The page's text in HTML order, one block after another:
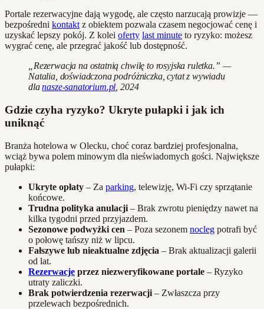
Portale rezerwacyjne dają wygodę, ale często narzucają prowizje —
bezpośredni kontakt z obiektem pozwala czasem negocjować cenę i
uzyskać lepszy pokój. Z kolei oferty last minute to ryzyko: możesz
wygrać cenę, ale przegrać jakość lub dostępność.
„Rezerwacja na ostatnią chwilę to rosyjska ruletka.” —
Natalia, doświadczona podróżniczka, cytat z wywiadu
dlanasze-sanatorium.pl , 2024
Gdzie czyha ryzyko? Ukryte pułapki i jak ich
uniknąć
Branża hotelowa w Olecku, choć coraz bardziej profesjonalna,
wciąż bywa polem minowym dla nieświadomych gości. Największe
pułapki:
Ukryte opłaty – Za parking, telewizję, Wi-Fi czy sprzątanie
końcowe.
Trudna polityka anulacji – Brak zwrotu pieniędzy nawet na
kilka tygodni przed przyjazdem.
Sezonowe podwyżki cen – Poza sezonem nocleg potrafi być
o połowę tańszy niż w lipcu.
Fałszywe lub nieaktualne zdjęcia – Brak aktualizacji galerii
od lat.
Rezerwacje przez niezweryfikowane portale – Ryzyko
utraty zaliczki.
Brak potwierdzenia rezerwacji – Zwłaszcza przy
przelewach bezpośrednich.